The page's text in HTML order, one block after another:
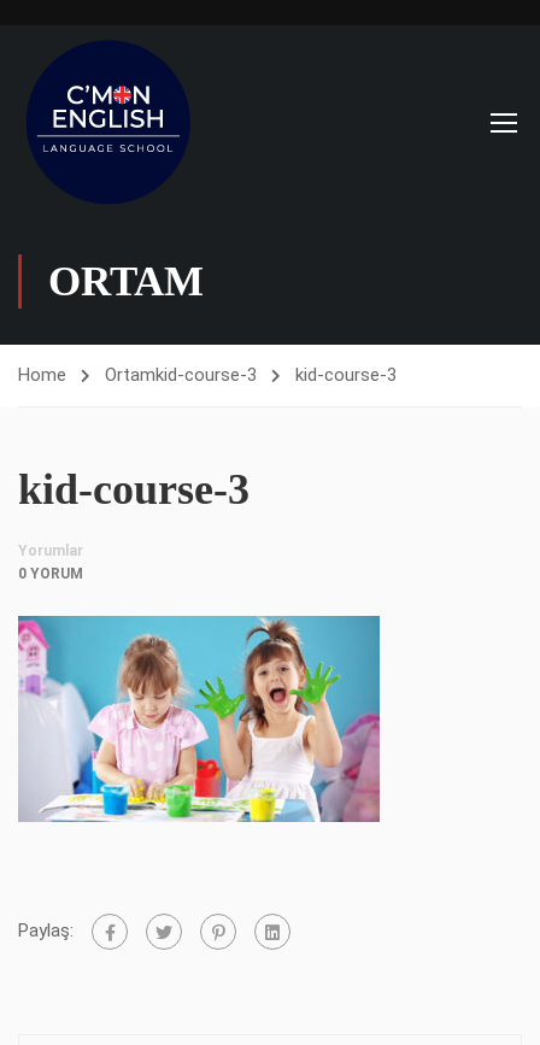
ORTAM
Home Ortamkid-course-3 kid-course-3
kid-course-3
Yorumlar
0 YORUM
Paylaş: